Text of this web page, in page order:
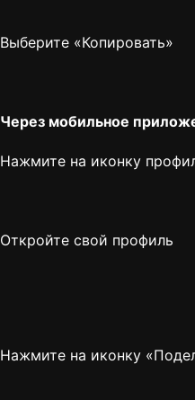
Выберите «Копировать»
Через мобильное
Нажмите на иконку
Откройте свой профиль
Нажмите на иконку